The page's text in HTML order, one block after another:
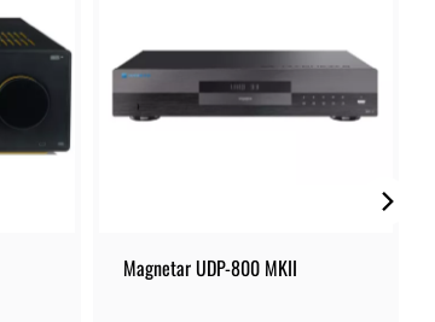
Magnetar UDP-800 MKII